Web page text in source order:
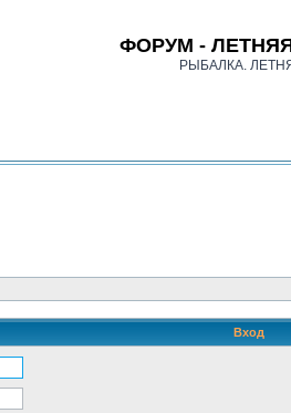
ФОРУМ -
РЫБАЛКА.
Вход